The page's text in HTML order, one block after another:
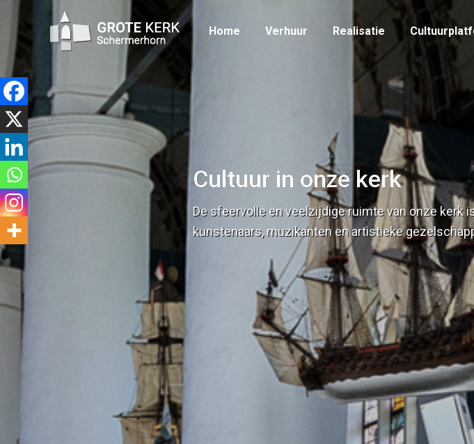
Home Verhuur Realisatie
Cultuur in onze kerk
De sfeervolle en veelzijdige ruimte van onze kerk
kunstenaars, muzikanten en artistieke
Home Verhuur Realisatie